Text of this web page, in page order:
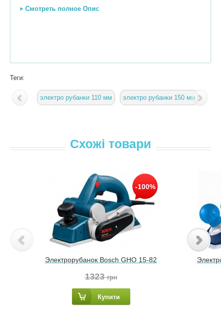
Смотреть полное Опис
Теги:
электро рубанки 110 мм электро рубанки 150 мм
Схожі товари
-100%
Электрорубанок Bosch GHO 15-82
1323грн
Купити